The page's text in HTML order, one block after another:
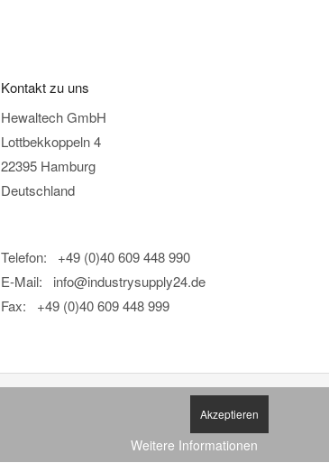
Kontakt zu uns
Hewaltech GmbH
Lottbekkoppeln 4
22395 Hamburg
Deutschland
Telefon: +49 (0)40 609 448 990
E-Mail: info@industrysupply24.de
Fax: +49 (0)40 609 448 999
Akzeptieren
Weitere Informationen